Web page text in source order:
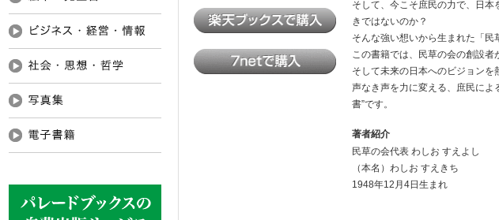
そして、今こそ庶民の力で、日本
きではないのか？
そんな強い想いから生まれた「民
この書籍では、民草の会の創設者
そして未来の日本へのビジョンを
声なき声を力に変える、庶民によ
書”です。
著者紹介
民草の会代表 わしお すえよし
（本名）わしお すえきち
1948年12月4日生まれ